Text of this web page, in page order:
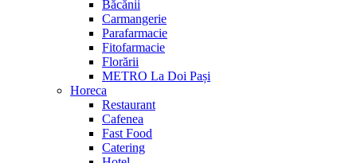
Băcănii
Carmangerie
Parafarmacie
Fitofarmacie
Florării
METRO La Doi Pași
Horeca
Restaurant
Cafenea
Fast Food
Catering